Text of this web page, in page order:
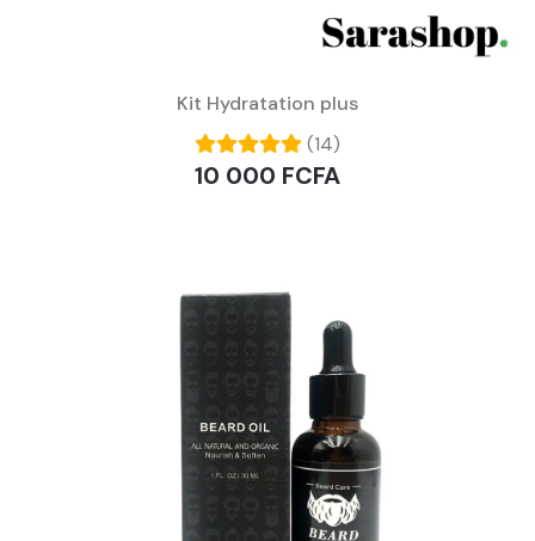
Kit Hydratation plus
(14)
10 000 FCFA